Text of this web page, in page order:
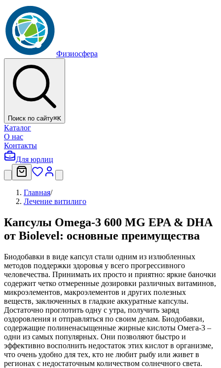
Физиосфера
Поиск по сайту⌘K
Каталог
О нас
Контакты
Для юрлиц
Главная/
Лечение витилиго
Капсулы Omega-3 600 MG EPA & DHA
от Biolevel: основные преимущества
Биодобавки в виде капсул стали одним из излюбленных
методов поддержки здоровья у всего прогрессивного
человечества. Принимать их просто и приятно: яркие баночки
содержит четко отмеренные дозировки различных витаминов,
микроэлементов, макроэлементов и других полезных
веществ, заключенных в гладкие аккуратные капсулы.
Достаточно проглотить одну с утра, получить заряд
оздоровления и отправляться по своим делам. Биодобавки,
содержащие полиненасыщенные жирные кислоты Омега-3 –
одни из самых популярных. Они позволяют быстро и
эффективно восполнить недостаток этих кислот в организме,
что очень удобно для тех, кто не любит рыбу или живет в
регионах с недостаточным количеством солнечного света.